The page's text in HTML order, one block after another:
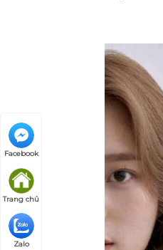
Facebook
Trang chủ
Zalo